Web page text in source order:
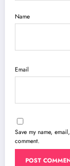
Name
Email
Save my name,
comment.